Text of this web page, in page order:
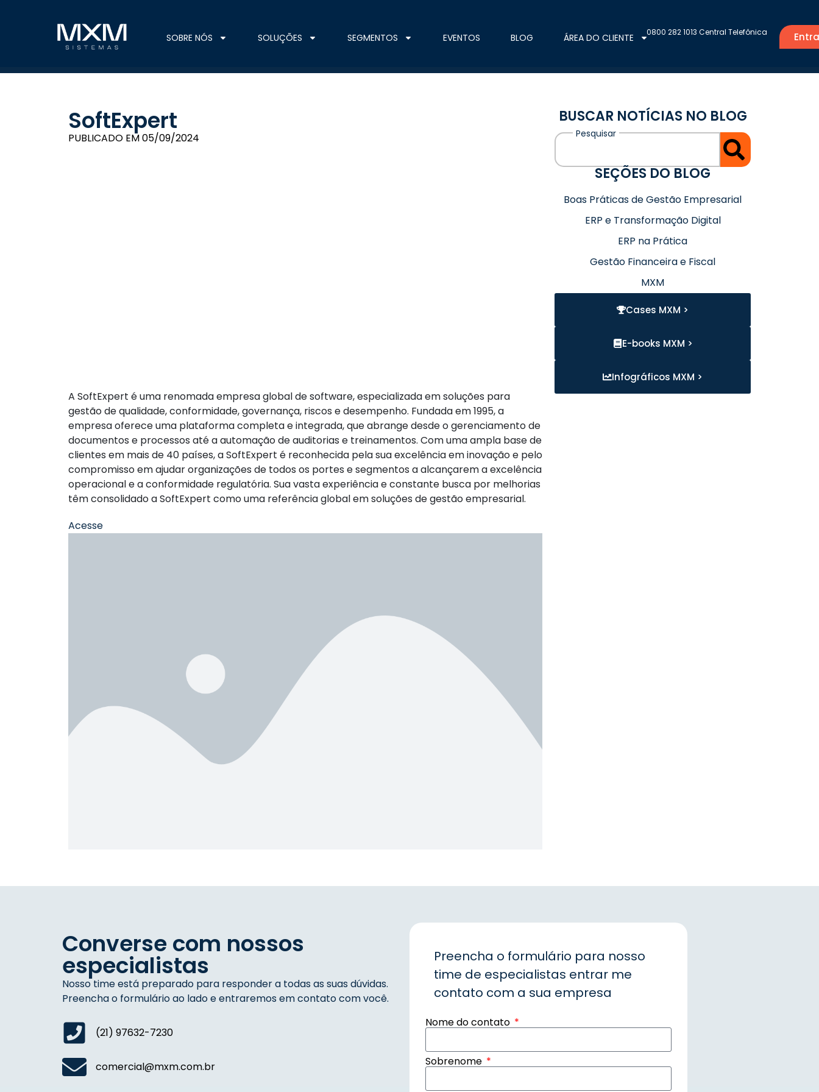
SOBRE NÓS SOLUÇÕES SEGMENTOS EVENTOS BLOG ÁREA DO CLIENTE 0800 282 1013 Central Telefônica
SoftExpert
PUBLICADO EM05/09/2024
A SoftExpert é uma renomada empresa global de software, especializada em soluções para
gestão de qualidade, conformidade, governança, riscos e desempenho. Fundada em 1995, a
empresa oferece uma plataforma completa e integrada, que abrange desde o gerenciamento de
documentos e processos até a automação de auditorias e treinamentos. Com uma ampla base de
clientes em mais de 40 países, a SoftExpert é reconhecida pela sua excelência em inovação e pelo
compromisso em ajudar organizações de todos os portes e segmentos a alcançarem a excelência
operacional e a conformidade regulatória. Sua vasta experiência e constante busca por melhorias
têm consolidado a SoftExpert como uma referência global em soluções de gestão empresarial.
Acesse
BUSCAR NOTÍCIAS NO BLOG
SEÇÕES DO BLOG
Boas Práticas de Gestão Empresarial
ERP e Transformação Digital
ERP na Prática
Gestão Financeira e Fiscal
MXM
Cases MXM >
E-books MXM >
Infográficos MXM >
Converse com nossos
especialistas
Nosso time está preparado para responder a todas as suas dúvidas.
Preencha o formulário ao lado e entraremos em contato com você.
(21) 97632-7230
comercial@mxm.com.br
Preencha o formulário para nosso
time de especialistas entrar me
contato com a sua empresa
Nome do contato
Sobrenome